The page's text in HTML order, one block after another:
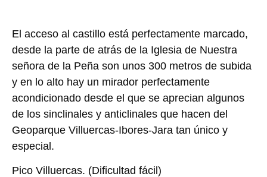
El acceso al castillo está perfectamente marcado,
desde la parte de atrás de la Iglesia de Nuestra
señora de la Peña son unos 300 metros de subida
y en lo alto hay un mirador perfectamente
acondicionado desde el que se aprecian algunos
de los sinclinales y anticlinales que hacen del
Geoparque Villuercas-Ibores-Jara tan único y
especial.
Pico Villuercas. (Dificultad fácil)